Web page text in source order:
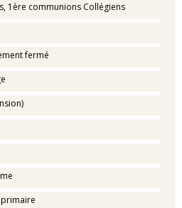
1ère communions Collégiens
fermé